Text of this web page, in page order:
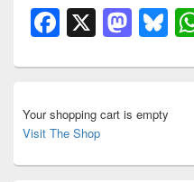
F
a
c
e
b
o
X M
a
st
o
o
Bl
u
e
Widget
Area
Your shopping cart is empty
Visit The Shop